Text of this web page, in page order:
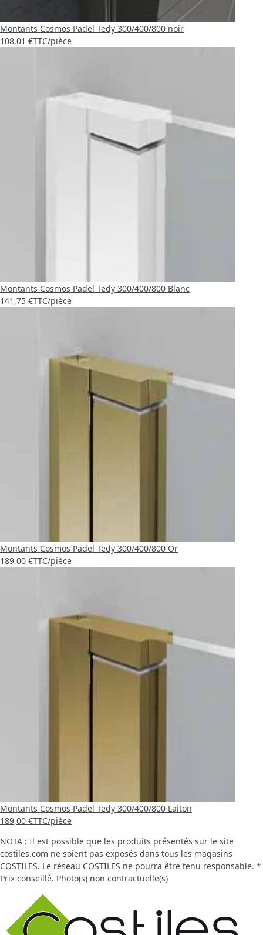
Montants Cosmos Padel Tedy 300/400/800 noir
108,01 €TTC/pièce
Montants Cosmos Padel Tedy 300/400/800 Blanc
141,75 €TTC/pièce
Montants Cosmos Padel Tedy 300/400/800 Or
189,00 €TTC/pièce
Montants Cosmos Padel Tedy 300/400/800 Laiton
189,00 €TTC/pièce
NOTA : Il est possible que les produits présentés sur le site
costiles.com ne soient pas exposés dans tous les magasins
COSTILES. Le réseau COSTILES ne pourra être tenu responsable. *
Prix conseillé. Photo(s) non contractuelle(s)